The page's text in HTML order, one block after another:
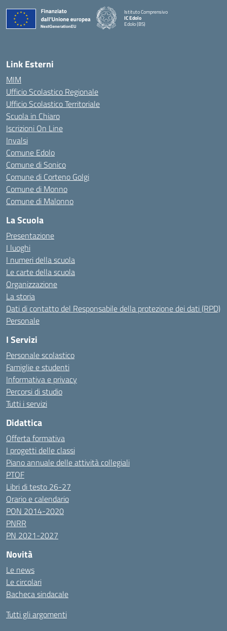
Istituto Comprensivo
IC Edolo
Edolo (BS)
Link Esterni
MIM
Ufficio Scolastico Regionale
Ufficio Scolastico Territoriale
Scuola in Chiaro
Iscrizioni On Line
Invalsi
Comune Edolo
Comune di Sonico
Comune di Corteno Golgi
Comune di Monno
Comune di Malonno
La Scuola
Presentazione
I luoghi
I numeri della scuola
Le carte della scuola
Organizzazione
La storia
Dati di contatto del Responsabile della protezione dei dati (RPD)
Personale
I Servizi
Personale scolastico
Famiglie e studenti
Informativa e privacy
Percorsi di studio
Tutti i servizi
Didattica
Offerta formativa
I progetti delle classi
Piano annuale delle attività collegiali
PTOF
Libri di testo 26-27
Orario e calendario
PON 2014-2020
PNRR
PN 2021-2027
Novità
Le news
Le circolari
Bacheca sindacale
Tutti gli argomenti